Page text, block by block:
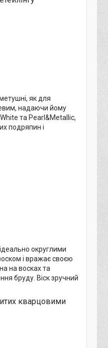
як для
надаючи йому
та Pearl&Metallic,
подряпин і
округлими
і вражає своєю
на восках та
бруду. Віск зручний
кварцовими